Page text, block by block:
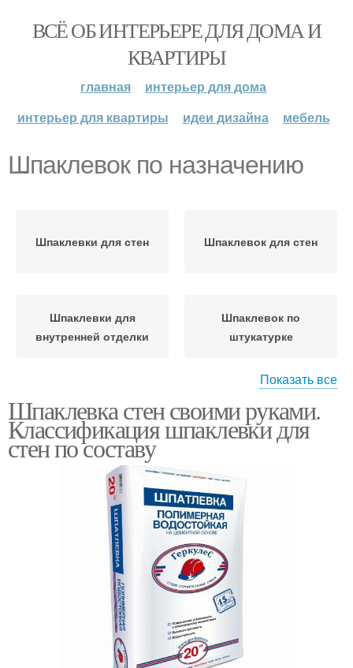
ВСЁ ОБ ИНТЕРЬЕРЕ ДЛЯ ДОМА И
КВАРТИРЫ
главная
интерьер для дома
интерьер для квартиры
идеи дизайна мебель
Шпаклевок по назначению
Шпаклевки для стен Шпаклевок для стен
Шпаклевки для
внутренней отделки
Шпаклевок по
штукатурке
внутренних работ
внутренних работ
Показать все
Шпаклевка стен своими руками.
Классификация шпаклевки для
стен по составу